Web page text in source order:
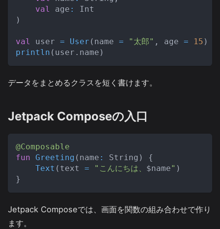
val
age :
Int
)
val user = User ( name = "太郎" , age = 15 )
println ( user . name )
データをまとめるクラスを短く書けます。
Jetpack Composeの入口
@Composable
fun Greeting ( name : String )
{
Text ( text = "こんにちは、 $name" )
}
Jetpack Composeでは、画面を関数の組み合わせで作り
ます。